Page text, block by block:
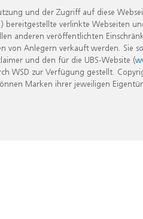
und der Zugriff auf diese
verlinkte Webseiten
anderen veröffentlichten
Anlegern verkauft werden. Sie
und den für die UBS-Website (
zur Verfügung gestellt.
Marken ihrer jeweiligen